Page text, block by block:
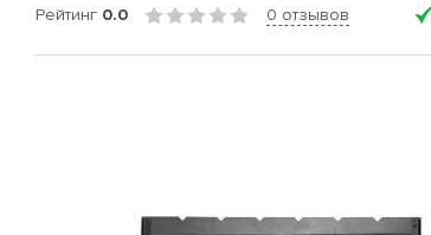
Рейтинг 0.0 0 отзывов